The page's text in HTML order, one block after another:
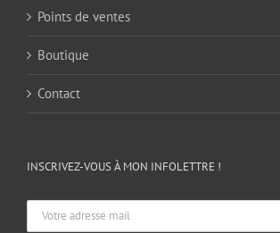
Points de ventes
Boutique
Contact
INSCRIVEZ-VOUS À MON INFOLETTRE !